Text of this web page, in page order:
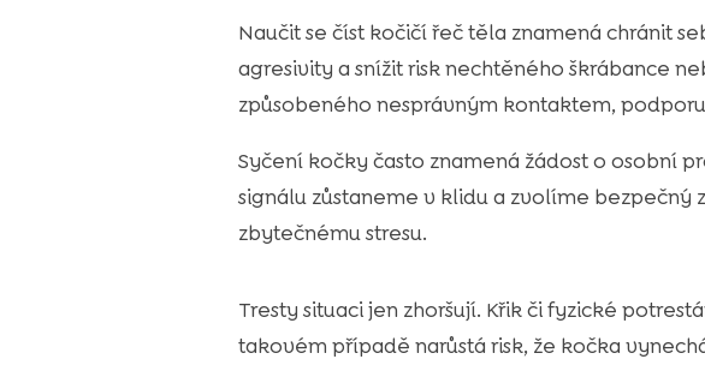
Naučit se číst kočičí řeč těla znamená chránit
agresivity a snížit risk nechtěného škrábance
způsobeného nesprávným kontaktem,
Syčení kočky často znamená žádost o osobní
signálu zůstaneme v klidu a zvolíme bezpečný
zbytečnému stresu.
Tresty situaci jen zhoršují. Křik či fyzické
takovém případě narůstá risk, že kočka